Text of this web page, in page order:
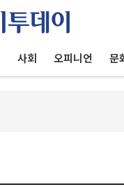
사회 오피니언 문